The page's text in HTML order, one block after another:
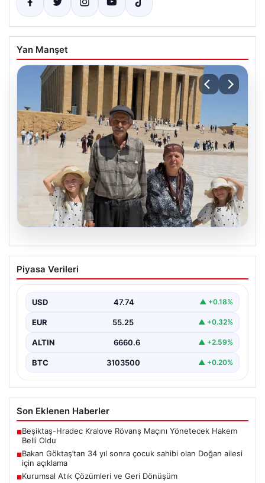
Yan Manşet
Bakan Göktaş’tan 34 yıl sonra çocuk
sahibi olan Doğan ailesi için açıklama
Piyasa Verileri
USD 47.74 ▲ +0.18%
EUR 55.25 ▲ +0.32%
ALTIN 6660.6 ▲ +2.59%
BTC 3103500 ▲ +0.20%
Son Eklenen Haberler
■Beşiktaş-Hradec Kralove Rövanş Maçını Yönetecek Hakem
Belli Oldu
■Bakan Göktaş’tan 34 yıl sonra çocuk sahibi olan Doğan ailesi
için açıklama
■Kurumsal Atık Çözümleri ve Geri Dönüşüm